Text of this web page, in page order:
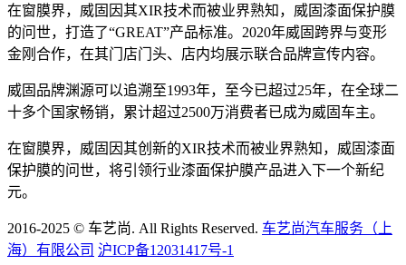
在窗膜界，威固因其XIR技术而被业界熟知，威固漆面保护膜
的问世，打造了“GREAT”产品标准。2020年威固跨界与变形
金刚合作，在其门店门头、店内均展示联合品牌宣传内容。
威固品牌渊源可以追溯至1993年，至今已超过25年，在全球二
十多个国家畅销，累计超过2500万消费者已成为威固车主。
在窗膜界，威固因其创新的XIR技术而被业界熟知，威固漆面
保护膜的问世，将引领行业漆面保护膜产品进入下一个新纪
元。
2016-2025 © 车艺尚. All Rights Reserved. 车艺尚汽车服务（上
海）有限公司 沪ICP备12031417号-1